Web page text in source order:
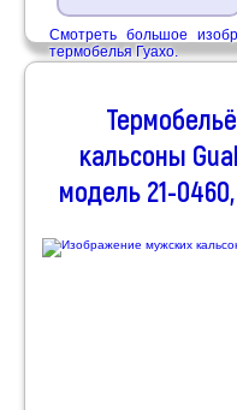
кальсоны
модель 21-
Смотреть большое
термобелья Гуахо.